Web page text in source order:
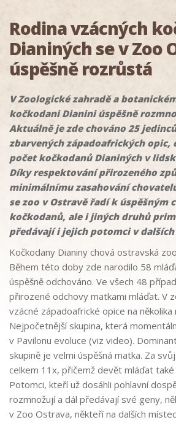
Rodina vzácných
Dianiných se v Zoo
úspěšně rozrůstá
V Zoologické zahradě a
kočkodani Dianini úspěšně
Aktuálně je zde chováno 25
zbarvených západoafrických opic,
počet kočkodanů Dianiných v
Díky respektování přirozeného
minimálnímu zasahování
se zoo v Ostravě řadí k úspěšným
kočkodanů, ale i jiných druhů
předávají i jejich potomci v
Kočkodany Dianiny chová ostravská
Během této doby zde narodilo 58
úspěšně odchováno. Ve všech 48
přirozené odchovy matkami mláďat. V
vzácné západoafrické opice na několika
Nejpočetnější skupina, která
v Pavilonu evoluce (viz video).
skupině je velmi úspěšná matka. Za
celkem 11x, přičemž devět mláďat také
Potomci, kteří už dosáhli pohlavní
rozmnožují a dál předávají své geny,
v Zoo Ostrava, někteří na dalších